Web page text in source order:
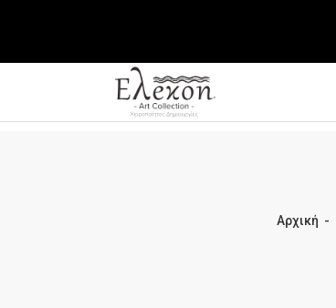
Αρχική -